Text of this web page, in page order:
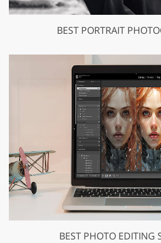
BEST PORTRAIT
BEST PHOTO EDITING